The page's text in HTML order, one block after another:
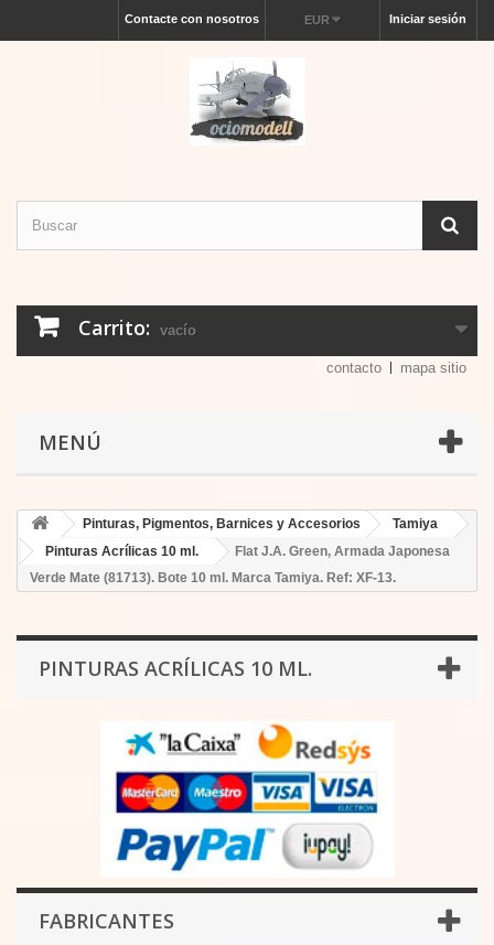
Iniciar sesión
EUR
Contacte con nosotros
Carrito: vacío
contacto mapa sitio
MENÚ
Pinturas, Pigmentos, Barnices y Accesorios
Tamiya
Pinturas Acrílicas 10 ml.
Flat J.A. Green, Armada Japonesa
Verde Mate (81713). Bote 10 ml. Marca Tamiya. Ref: XF-13.
PINTURAS ACRÍLICAS 10 ML.
FABRICANTES